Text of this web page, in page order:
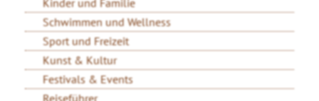
Schwimmen und Wellness
Sport und Freizeit
Kunst & Kultur
Festivals & Events
Reiseführer